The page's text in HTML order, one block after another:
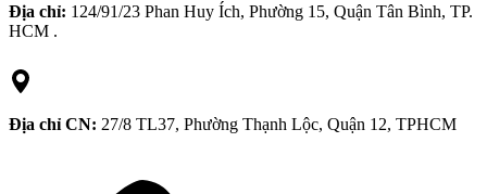
Địa chỉ: 124/91/23 Phan Huy Ích, Phường 15, Quận Tân Bình, TP.
HCM .
Địa chỉ CN: 27/8 TL37, Phường Thạnh Lộc, Quận 12, TPHCM